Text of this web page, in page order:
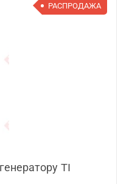
РАСПРОДАЖА
TI